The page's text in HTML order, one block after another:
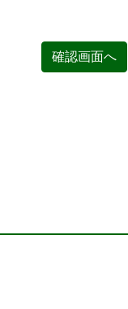
確認画面へ